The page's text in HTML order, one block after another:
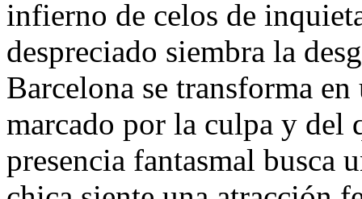
infierno de celos de
despreciado siembra la
Barcelona se transforma
marcado por la culpa y del
presencia fantasmal busca